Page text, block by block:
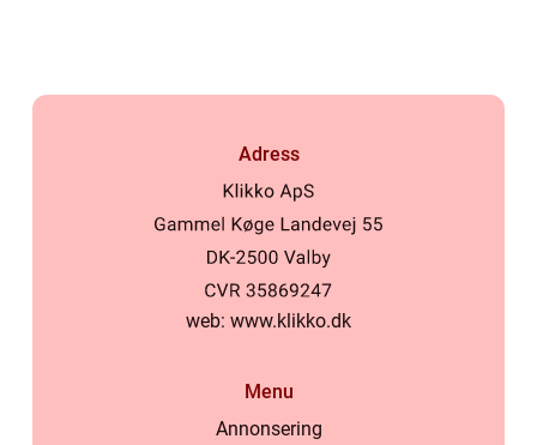
Adress
web: www.klikko.dk
Menu
Annonsering